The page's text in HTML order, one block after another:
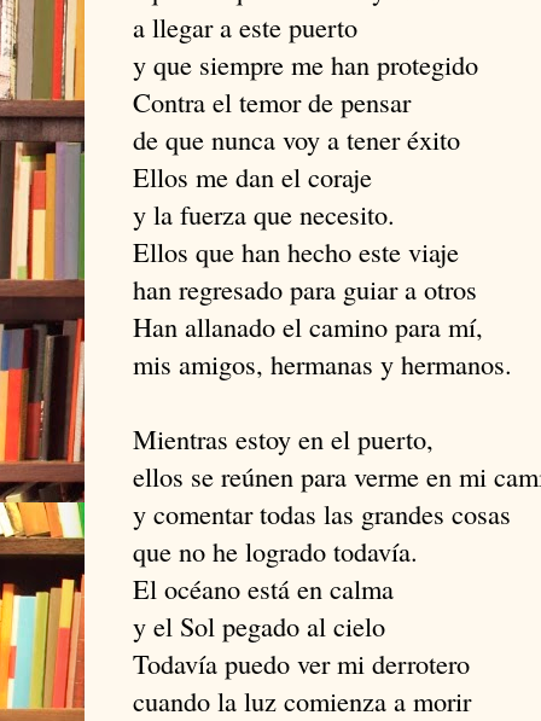
a llegar a este puerto
y que siempre me han protegido
Contra el temor de pensar
de que nunca voy a tener éxito
Ellos me dan el coraje
y la fuerza que necesito.
Ellos que han hecho este viaje
han regresado para guiar a otros
Han allanado el camino para mí,
mis amigos, hermanas y hermanos.
Mientras estoy en el puerto,
ellos se reúnen para verme en mi
y comentar todas las grandes cosas
que no he logrado todavía.
El océano está en calma
y el Sol pegado al cielo
Todavía puedo ver mi derrotero
cuando la luz comienza a morir